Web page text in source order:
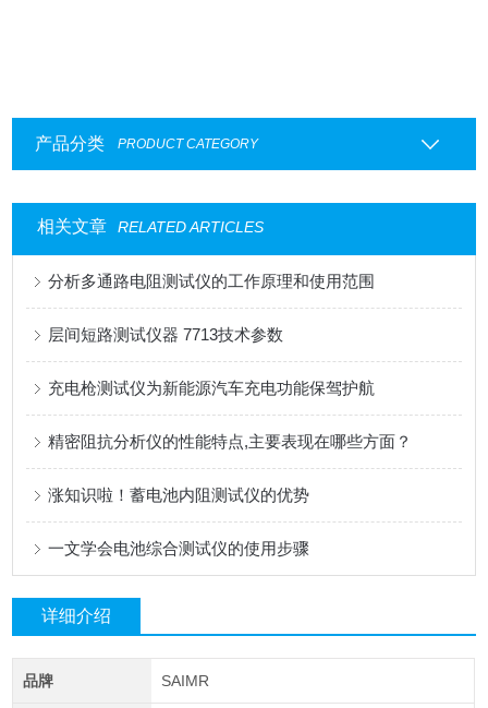
产品分类 PRODUCT CATEGORY
相关文章 RELATED ARTICLES
分析多通路电阻测试仪的工作原理和使用范围
层间短路测试仪器 7713技术参数
充电枪测试仪为新能源汽车充电功能保驾护航
精密阻抗分析仪的性能特点,主要表现在哪些方面？
涨知识啦！蓄电池内阻测试仪的优势
一文学会电池综合测试仪的使用步骤
详细介绍
品牌 SAIMR